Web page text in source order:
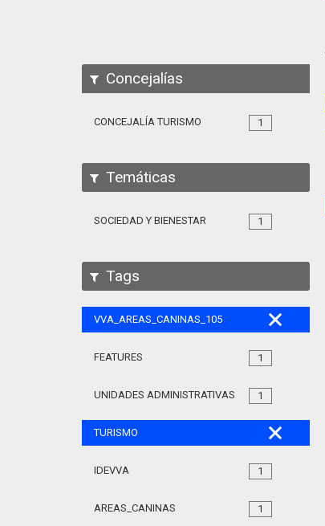
Concejalías
1
CONCEJALÍA TURISMO
Temáticas
1
SOCIEDAD Y BIENESTAR
Tags
VVA_AREAS_CANINAS_105
1
FEATURES
1
UNIDADES ADMINISTRATIVAS
TURISMO
1
IDEVVA
1
AREAS_CANINAS